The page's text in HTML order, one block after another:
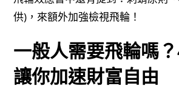
供)，來額外加強檢視飛輪！
一般人需要飛輪嗎
讓你加速財富自由